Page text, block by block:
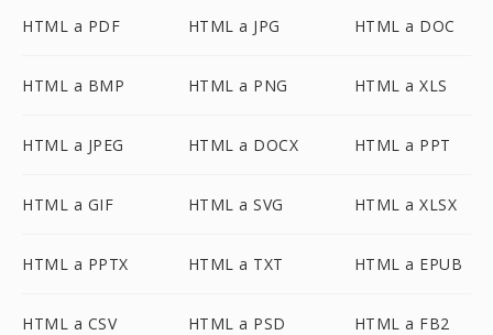
HTML a PDF HTML a JPG HTML a DOC
HTML a BMP HTML a PNG HTML a XLS
HTML a JPEG HTML a DOCX HTML a PPT
HTML a GIF HTML a SVG HTML a XLSX
HTML a PPTX HTML a TXT HTML a EPUB
HTML a CSV HTML a PSD HTML a FB2